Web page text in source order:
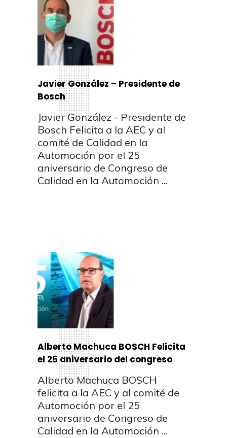
Javier González – Presidente de
Bosch
Javier González - Presidente de
Bosch Felicita a la AEC y al
comité de Calidad en la
Automoción por el 25
aniversario de Congreso de
Calidad en la Automoción
Alberto Machuca BOSCH Felicita
el 25 aniversario del congreso
Alberto Machuca BOSCH
felicita a la AEC y al comité de
Automoción por el 25
aniversario de Congreso de
Calidad en la Automoción